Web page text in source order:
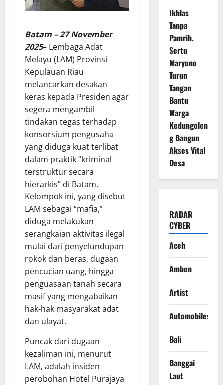
Batam – 27 November
2025– Lembaga Adat
Melayu (LAM) Provinsi
Kepulauan Riau
melancarkan desakan
keras kepada Presiden agar
segera mengambil
tindakan tegas terhadap
konsorsium pengusaha
yang diduga kuat terlibat
dalam praktik “kriminal
terstruktur secara
hierarkis” di Batam.
Kelompok ini, yang disebut
LAM sebagai “mafia,”
diduga melakukan
serangkaian aktivitas ilegal
mulai dari penyelundupan
rokok dan beras, dugaan
pencucian uang, hingga
penguasaan tanah secara
masif yang mengabaikan
hak-hak masyarakat adat
dan ulayat.
Puncak dari dugaan
kezaliman ini, menurut
LAM, adalah insiden
perobohan Hotel Purajaya
Ikhlas
Tanpa
Pamrih,
Sertu
Maryono
Turun
Tangan
Bantu
Warga
Kedungolen
g Bangun
Akses Vital
Desa
RADAR
CYBER
Aceh
Ambon
Artist
Automobiles
Bali
Banggai
Laut